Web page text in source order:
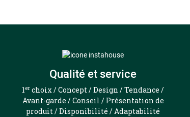
Qualité et service
1er choix / Concept / Design / Tendance /
Avant-garde / Conseil / Présentation de
produit / Disponibilité / Adaptabilité